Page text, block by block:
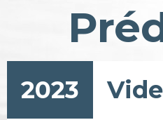
2023
Pagination